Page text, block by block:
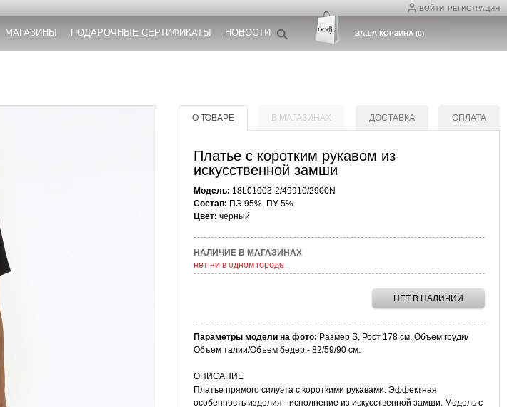
ВОЙТИ РЕГИСТРАЦИЯ
МАГАЗИНЫ ПОДАРОЧНЫЕ СЕРТИФИКАТЫ НОВОСТИ ВАША КОРЗИНА(0)
О ТОВАРЕ В МАГАЗИНАХ ДОСТАВКА ОПЛАТА
Платье с коротким рукавом из
искусственной замши
Модель: 18L01003-2/49910/2900N
Состав: ПЭ 95%, ПУ 5%
Цвет: черный
НАЛИЧИЕ В МАГАЗИНАХ
нет ни в одном городе
НЕТ В НАЛИЧИИ
Параметры модели на фото: Размер S, Рост 178 см, Объем груди/
Объем талии/Объем бедер - 82/59/90 см.
ОПИСАНИЕ
Платье прямого силуэта с короткими рукавами. Эффектная
особенность изделия - исполнение из искусственной замши. Модель с